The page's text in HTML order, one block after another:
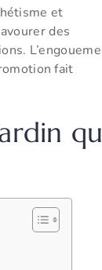
et
des
fait